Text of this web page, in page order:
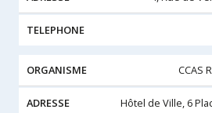
CCAS
Hôtel de Ville, 6